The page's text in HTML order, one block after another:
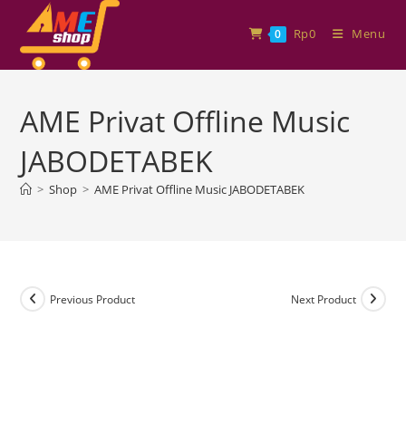
0 Rp0 Menu
AME Privat Offline Music
JABODETABEK
> Shop > AME Privat Offline Music JABODETABEK
Previous Product Next Product